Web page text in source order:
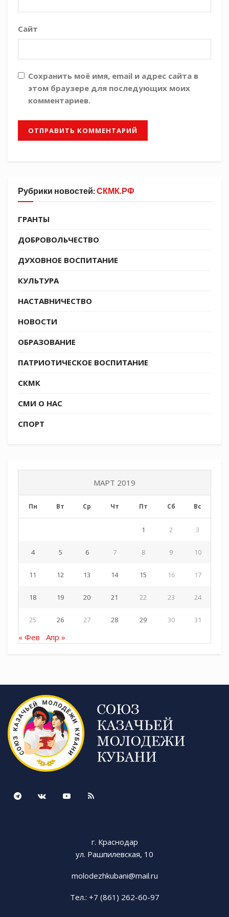
их специальной наградой «За волю к победе».
В личном зачете отличилась Ирина
Елена Шебалина
Галерея мероприятия
Сайт
Сохранить моё имя, email и адрес сайта в
этом браузере для последующих моих
комментариев.
Рубрики новостей:СКМК.РФ
ГРАНТЫ
ДОБРОВОЛЬЧЕСТВО
ДУХОВНОЕ ВОСПИТАНИЕ
КУЛЬТУРА
НАСТАВНИЧЕСТВО
НОВОСТИ
ОБРАЗОВАНИЕ
ПАТРИОТИЧЕСКОЕ ВОСПИТАНИЕ
СКМК
СМИ О НАС
СПОРТ
МАРТ 2019
Пн Вт Ср Чт Пт Сб Вс
1 2 3
4 5 6 7 8 9 10
11 12 13 14 15 16 17
18 19 20 21 22 23 24
25 26 27 28 29 30 31
« Фев Апр »
г. Краснодар
ул. Рашпилевская, 10
molodezhkubani@mail.ru
Тел.: +7 (861) 262-60-97